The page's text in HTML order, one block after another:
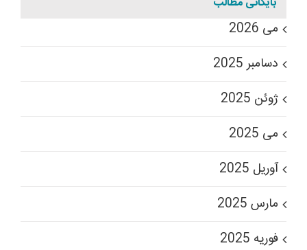
می 2026
دسامبر 2025
ژوئن 2025
می 2025
آوریل 2025
مارس 2025
فوریه 2025